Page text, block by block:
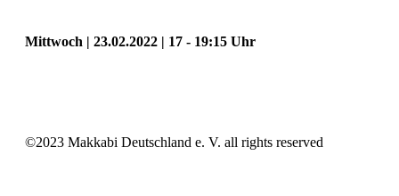
Mittwoch | 23.02.2022 | 17 - 19:15 Uhr
©2023 Makkabi Deutschland e. V. all rights reserved